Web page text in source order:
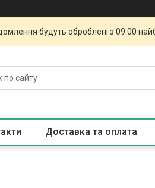
будуть оброблені з 09:00
Доставка та оплата